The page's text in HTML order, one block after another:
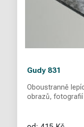
Gudy 831
Oboustranně
obrazů, fotografií